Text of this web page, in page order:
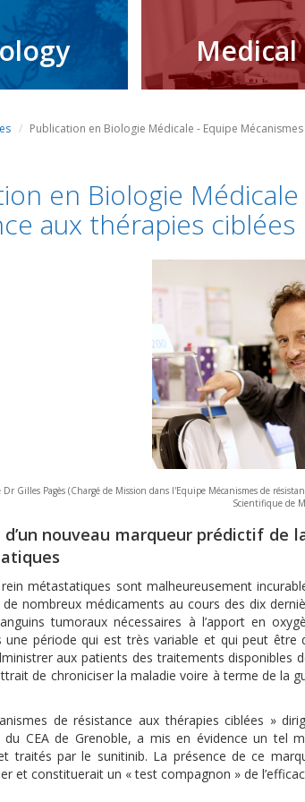
Publication en Biologie Médicale - Equipe
en Biologie
aux thérapies ciblées
Dr Gilles Pagès (Chargé de Mission dans l'Equipe Mécanismes de
Scientifique de
d’un nouveau marqueur prédictif
métastatiques sont malheureusement
nombreux médicaments au cours des dix
tumoraux nécessaires à l’apport en
une période qui est très variable et qui peut être
aux patients des traitements disponibles
de chroniciser la maladie voire à terme de la
de résistance aux thérapies ciblées »
du CEA de Grenoble, a mis en évidence un tel
traités par le sunitinib. La présence de ce
et constituerait un « test compagnon » de